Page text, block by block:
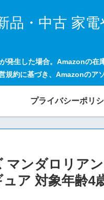
品・中古 家
生した場合。Amazonの
規約に基づき、Amazonのア
プライバシーポリ
マンダロリア
ア 対象年齢4